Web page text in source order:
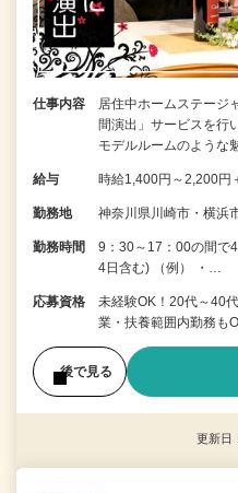
仕事内容
居住中ホームステージ
間演出」サービスを行
モデルルームのような
給与 時給1,400円～2,200円
勤務地 神奈川県川崎市・横
勤務時間
9：30～17：00の間で
4日含む) （例） ・…
応募資格
未経験OK！20代～40
業・扶養範囲内勤務も
後で見る
更新日